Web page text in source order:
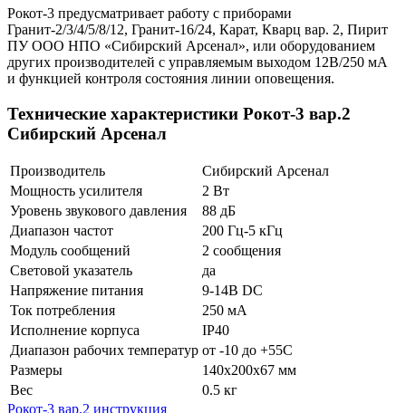
Рокот-3 предусматривает работу с приборами
Гранит-2/3/4/5/8/12, Гранит-16/24, Карат, Кварц вар. 2, Пирит
ПУ ООО НПО «Сибирский Арсенал», или оборудованием
других производителей с управляемым выходом 12В/250 мА
и функцией контроля состояния линии оповещения.
Технические характеристики Рокот-3 вар.2
Сибирский Арсенал
Производитель
Сибирский Арсенал
Мощность усилителя
2 Вт
Уровень звукового давления
88 дБ
Диапазон частот
200 Гц-5 кГц
Модуль сообщений
2 сообщения
Световой указатель
да
Напряжение питания
9-14В DC
Ток потребления
250 мА
Исполнение корпуса
IP40
Диапазон рабочих температур от -10 до +55С
Размеры
140x200x67 мм
Вес
0.5 кг
Рокот-3 вар.2 инструкция